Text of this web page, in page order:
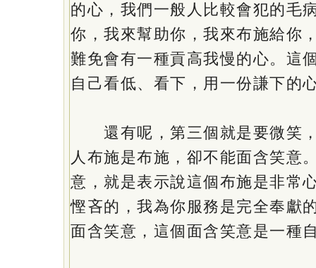
的心，我們一般人比較會犯的毛
你，我來幫助你，我來布施給你
難免會有一種貢高我慢的心。這
自己看低、看下，用一份謙下的
還有呢，第三個就是要微笑
人布施是布施，卻不能面含笑意
意，就是表示說這個布施是非常
慳吝的，我為你服務是完全奉獻
面含笑意，這個面含笑意是一種